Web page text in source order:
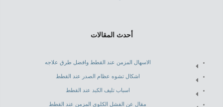
أحدث المقالات
الاسهال المزمن عند القطط وافضل طرق علاجه
اشكال تشوه عظام الصدر عند القطط
اسباب تليف الكبد عند القطط
مقال عن الفشل الكلوى المزمن عند القطط